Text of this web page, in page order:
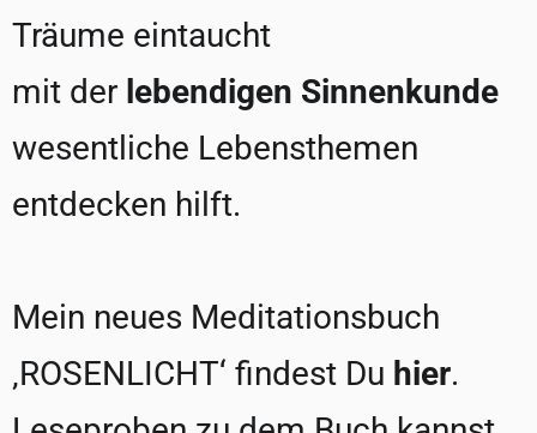
Träume eintaucht
mit der lebendigen Sinnenkunde
wesentliche Lebensthemen
entdecken hilft.
Mein neues Meditationsbuch
‚ROSENLICHT‘ findest Du hier.